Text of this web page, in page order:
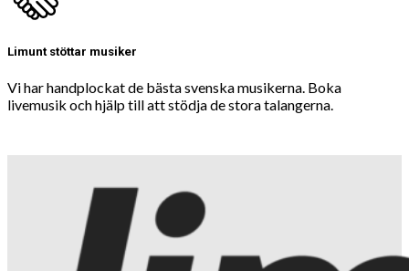
Limunt stöttar musiker
Vi har handplockat de bästa svenska musikerna. Boka
livemusik och hjälp till att stödja de stora talangerna.